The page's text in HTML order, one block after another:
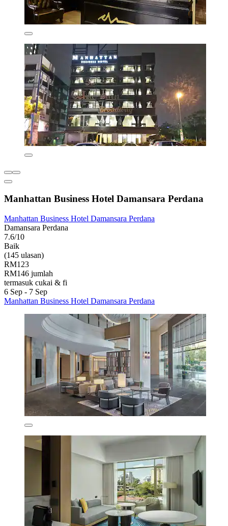
Manhattan Business Hotel Damansara Perdana
Manhattan Business Hotel Damansara Perdana
Damansara Perdana
7.6/10
Baik
(145 ulasan)
RM123
RM146 jumlah
termasuk cukai & fi
6 Sep - 7 Sep
Manhattan Business Hotel Damansara Perdana